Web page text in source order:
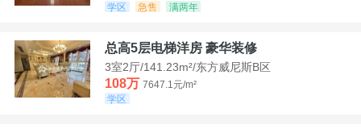
学区
急售 满两年
总高5层电梯洋房 豪华装修
3室2厅/141.23m²/东方威尼斯B区
108万 7647.1元/m²
学区